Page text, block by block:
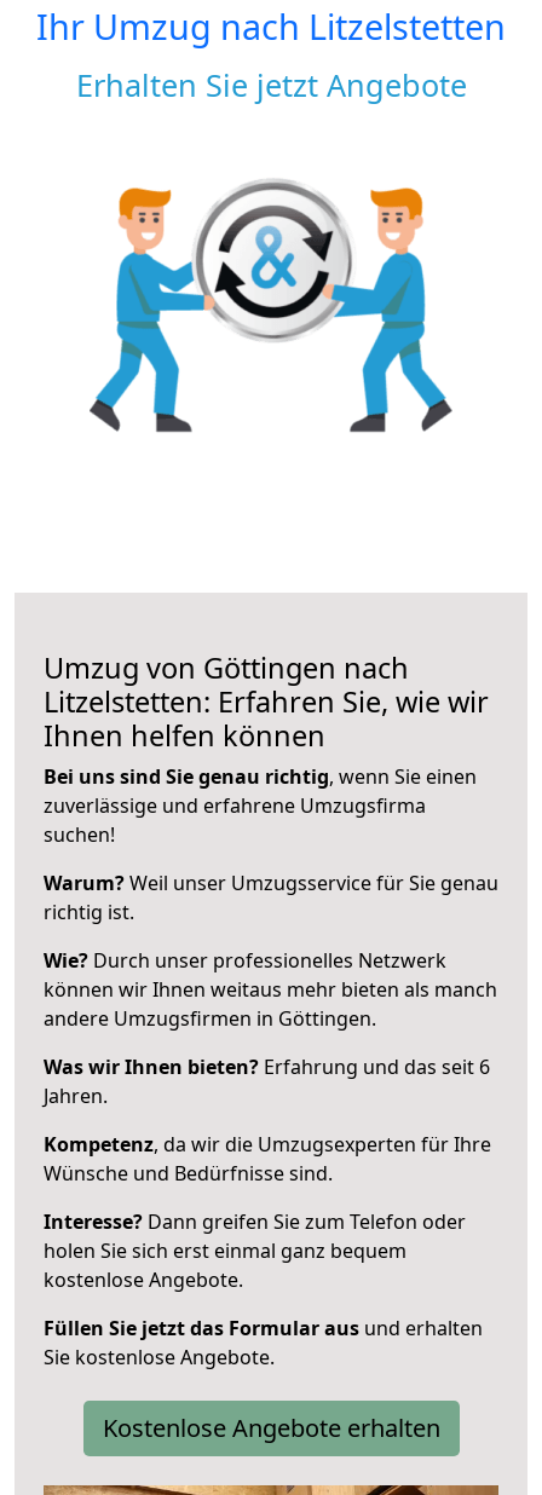
Ihr Umzug nach Litzelstetten
Erhalten Sie jetzt Angebote
Umzug von Göttingen nach
Litzelstetten: Erfahren Sie, wie wir
Ihnen helfen können
Bei uns sind Sie genau richtig, wenn Sie einen
zuverlässige und erfahrene Umzugsfirma
suchen!
Warum?Weil unser Umzugsservice für Sie genau
richtig ist.
Wie? Durch unser professionelles Netzwerk
können wir Ihnen weitaus mehr bieten als manch
andere Umzugsfirmen in Göttingen.
Was wir Ihnen bieten? Erfahrung und das seit 6
Jahren.
Kompetenz, da wir die Umzugsexperten für Ihre
Wünsche und Bedürfnisse sind.
Interesse? Dann greifen Sie zum Telefon oder
holen Sie sich erst einmal ganz bequem
kostenlose Angebote.
Füllen Sie jetzt das Formular aus und erhalten
Sie kostenlose Angebote.
Kostenlose Angebote erhalten